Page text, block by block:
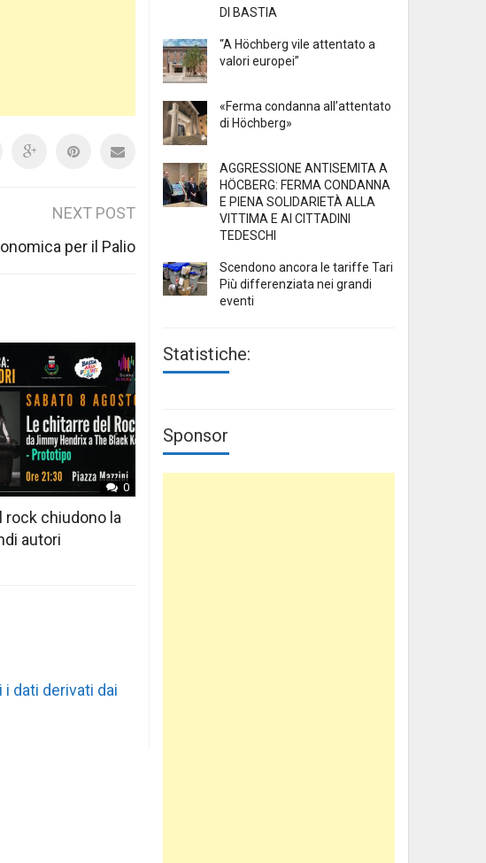
NEXT POST
per il Palio
0
rock chiudono la
autori
dati derivati dai
DI BASTIA
“A Höchberg vile attentato a
valori europei”
«Ferma condanna all’attentato
di Höchberg»
AGGRESSIONE ANTISEMITA A
HÖCBERG: FERMA CONDANNA
E PIENA SOLIDARIETÀ ALLA
VITTIMA E AI CITTADINI
TEDESCHI
Scendono ancora le tariffe Tari
Più differenziata nei grandi
eventi
Statistiche:
Sponsor